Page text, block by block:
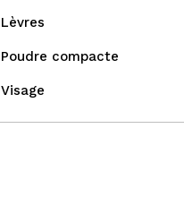
Lèvres
Poudre compacte
Visage